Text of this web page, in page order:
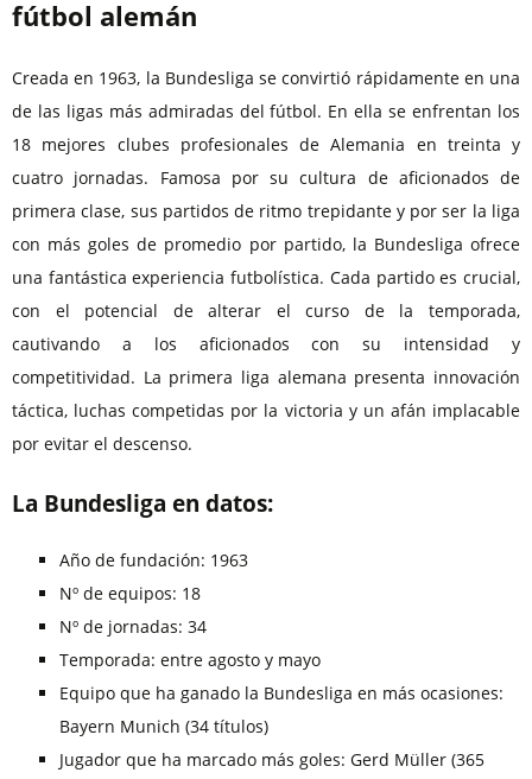
fútbol alemán
Creada en 1963, la Bundesliga se convirtió rápidamente en una
de las ligas más admiradas del fútbol. En ella se enfrentan los
18 mejores clubes profesionales de Alemania en treinta y
cuatro jornadas. Famosa por su cultura de aficionados de
primera clase, sus partidos de ritmo trepidante y por ser la liga
con más goles de promedio por partido, la Bundesliga ofrece
una fantástica experiencia futbolística. Cada partido es crucial,
con el potencial de alterar el curso de la temporada,
cautivando a los aficionados con su intensidad y
competitividad. La primera liga alemana presenta innovación
táctica, luchas competidas por la victoria y un afán implacable
por evitar el descenso.
La Bundesliga en datos:
Año de fundación: 1963
Nº de equipos: 18
Nº de jornadas: 34
Temporada: entre agosto y mayo
Equipo que ha ganado la Bundesliga en más ocasiones:
Bayern Munich (34 títulos)
Jugador que ha marcado más goles: Gerd Müller (365